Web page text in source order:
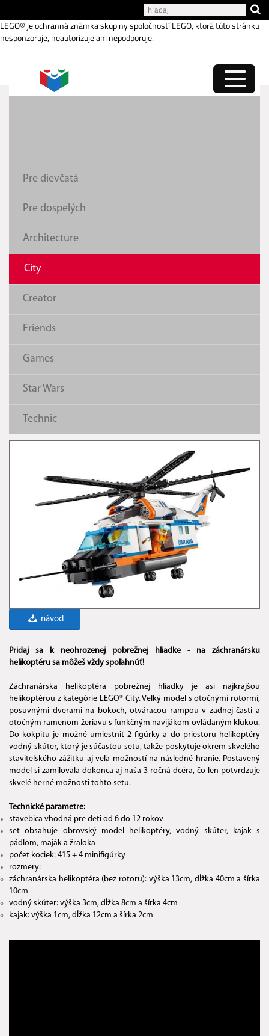
LEGO® je ochranná známka skupiny spoločností LEGO, ktorá túto stránku
nesponzoruje, neautorizuje ani nepodporuje.
Pre dievčatá
Pre dospelých
Architecture
City
Creator
Friends
Games
Star Wars
Technic
návod
Pridaj sa k neohrozenej pobrežnej hliadke - na záchranársku
helikoptéru sa môžeš vždy spoľahnúť!
Záchranárska helikoptéra pobrežnej hliadky je asi najkrajšou
helikoptérou z kategórie LEGO® City. Veľký model s otočnými rotormi,
posuvnými dverami na bokoch, otváracou rampou v zadnej časti a
otočným ramenom žeriavu s funkčným navijákom ovládaným kľukou.
Do kokpitu je možné umiestniť 2 figúrky a do priestoru helikoptéry
vodný skúter, ktorý je súčasťou setu, takže poskytuje okrem skvelého
staviteľského zážitku aj veľa možností na následné hranie. Postavený
model si zamilovala dokonca aj naša 3-ročná dcéra, čo len potvrdzuje
skvelé herné možnosti tohto setu.
Technické parametre:
stavebica vhodná pre deti od 6 do 12 rokov
set obsahuje obrovský model helikoptéry, vodný skúter, kajak s
pádlom, maják a žraloka
počet kociek: 415 + 4 minifigúrky
rozmery:
záchranárska helikoptéra (bez rotoru): výška 13cm, dĺžka 40cm a šírka
10cm
vodný skúter: výška 3cm, dĺžka 8cm a šírka 4cm
kajak: výška 1cm, dĺžka 12cm a šírka 2cm